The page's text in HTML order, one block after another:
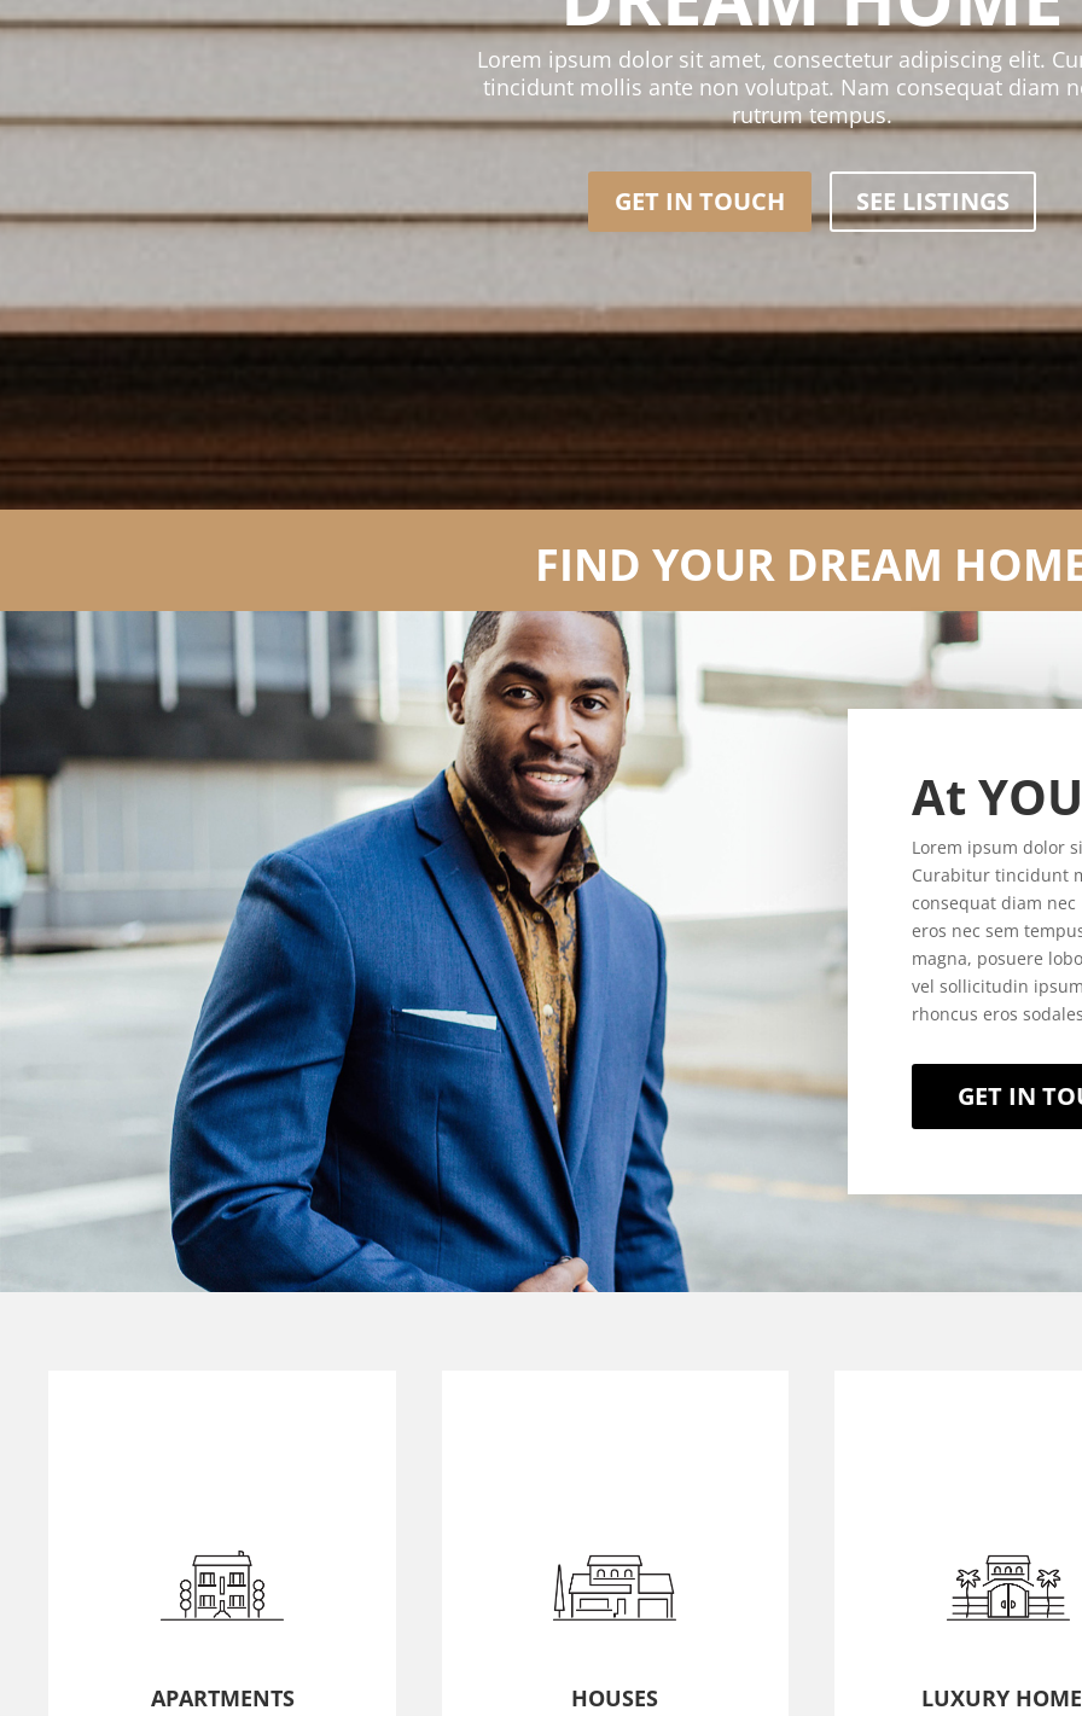
Lorem ipsum dolor sit amet, consectetur adipiscing elit.
tincidunt mollis ante non volutpat. Nam consequat diam
rutrum tempus.
GET IN TOUCH SEE LISTINGS
FIND YOUR DREAM
At
Lorem ipsum dolor
Curabitur tincidunt
consequat diam
eros nec sem
magna, posuere
vel sollicitudin
rhoncus eros
GET IN
APARTMENTS HOUSES LUXURY